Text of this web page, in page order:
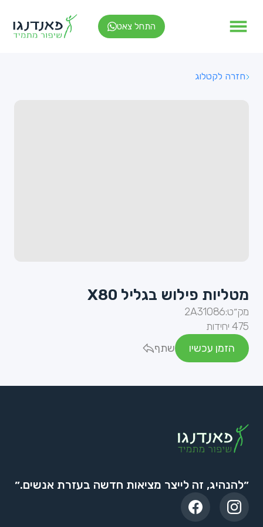
התחל צאט
חזרה לקטלוג
מטליות פילוש בגליל X80
מק״ט:2A31086
475 יחידות
הזמן עכשיו
שתף
״להנהיג, זה לייצר מציאות חדשה בעזרת אנשים.״